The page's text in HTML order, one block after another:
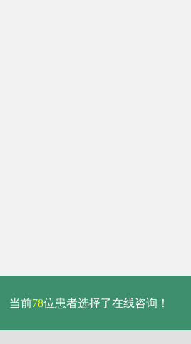
当前78位患者选择了在线咨询！